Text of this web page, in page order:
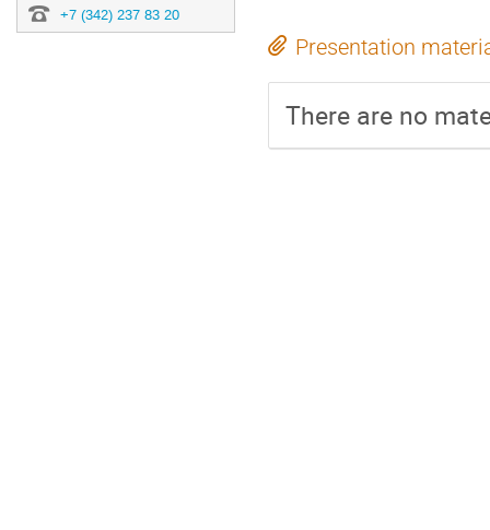
+7 (342) 237 83 20
Presentation
There are no